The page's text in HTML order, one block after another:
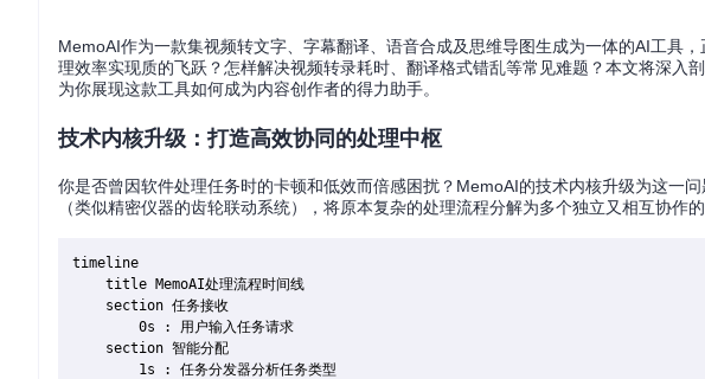
MemoAI作为一款集视频转文字、字幕翻译、语音合成及思维导图生成为一体的AI工具
理效率实现质的飞跃？怎样解决视频转录耗时、翻译格式错乱等常见难题？本文将深入
为你展现这款工具如何成为内容创作者的得力助手。
技术内核升级：打造高效协同的处理中枢
你是否曾因软件处理任务时的卡顿和低效而倍感困扰？MemoAI的技术内核升级为这一
（类似精密仪器的齿轮联动系统），将原本复杂的处理流程分解为多个独立又相互协作的
timeline
    title MemoAI处理流程时间线
    section 任务接收
        0s : 用户输入任务请求
    section 智能分配
        1s : 任务分发器分析任务类型